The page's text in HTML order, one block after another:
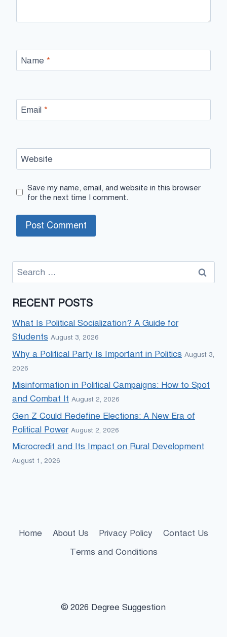
Name *
Email *
Website
Save my name, email, and website in this browser
for the next time I comment.
Search
for:
RECENT POSTS
What Is Political Socialization? A Guide for
Students August 3, 2026
Why a Political Party Is Important in Politics August 3,
2026
Misinformation in Political Campaigns: How to Spot
and Combat It August 2, 2026
Gen Z Could Redefine Elections: A New Era of
Political Power August 2, 2026
Microcredit and Its Impact on Rural Development
August 1, 2026
Home About Us Privacy Policy
Contact Us
Terms and Conditions
© 2026 Degree Suggestion